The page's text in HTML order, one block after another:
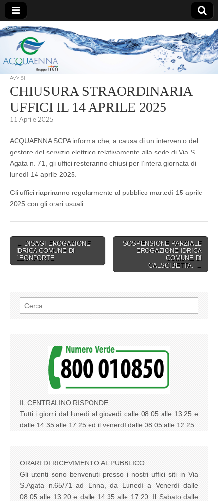
AcquaEnna
AVVISI
CHIUSURA STRAORDINARIA
UFFICI IL 14 APRILE 2025
11 Aprile 2025
ACQUAENNA SCPA informa che, a causa di un intervento del
gestore del servizio elettrico relativamente alla sede di Via S.
Agata n. 71, gli uffici resteranno chiusi per l’intera giornata di
lunedì 14 aprile 2025.
Gli uffici riapriranno regolarmente al pubblico martedì 15 aprile
2025 con gli orari usuali.
Post
navigation
← DISAGI EROGAZIONE
IDRICA COMUNE DI
LEONFORTE
SOSPENSIONE PARZIALE
EROGAZIONE IDRICA
COMUNE DI
CALSCIBETTA. →
Ricerca
per:
IL CENTRALINO RISPONDE:
Tutti i giorni dal lunedì al giovedì dalle 08:05 alle 13:25 e
dalle 14:35 alle 17:25 ed il venerdì dalle 08:05 alle 12:25.
ORARI DI RICEVIMENTO AL PUBBLICO:
Gli utenti sono benvenuti presso i nostri uffici siti in Via
S.Agata n.65/71 ad Enna, da Lunedì a Venerdì dalle
08:05 alle 13:20 e dalle 14:35 alle 17:20. Il Sabato dalle